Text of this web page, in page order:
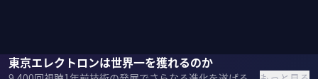
東京エレクトロンは世界一を獲れるのか
河合利樹佐々木紀彦